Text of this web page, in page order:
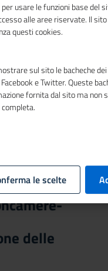
delle
usare le funzioni base del
alle aree riservate. Il
questi cookies.
sul sito le bacheche
e Twitter. Queste
fornita dal sito ma non
le scelte